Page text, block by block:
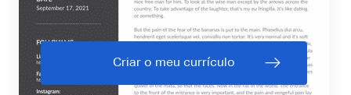
Criar o meu currículo